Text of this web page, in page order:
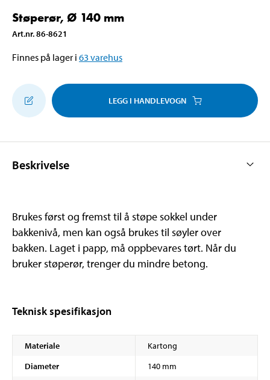
Støperør, Ø 140 mm
Art.nr.86-8621
Finnes på lager i 63 varehus
LEGG I HANDLEVOGN
Beskrivelse
Brukes først og fremst til å støpe sokkel under
bakkenivå, men kan også brukes til søyler over
bakken. Laget i papp, må oppbevares tørt. Når du
bruker støperør, trenger du mindre betong.
Teknisk spesifikasjon
Materiale
Kartong
Diameter
140 mm